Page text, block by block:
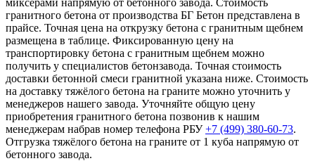
гранитного бетона от производства БГ Бетон представлена в
прайсе. Точная цена на открузку бетона с гранитным щебнем
размещена в таблице. Фиксированную цену на
транспортировку бетона с гранитным щебнем можно
получить у специалистов бетонзавода. Точная стоимость
доставки бетонной смеси гранитной указана ниже. Стоимость
на доставку тяжёлого бетона на граните можно уточнить у
менеджеров нашего завода. Уточняйте общую цену
приобретения гранитного бетона позвонив к нашим
менеджерам набрав номер телефона РБУ+7 (499) 380-60-73.
Отгрузка тяжёлого бетона на граните от 1 куба напрямую от
бетонного завода.